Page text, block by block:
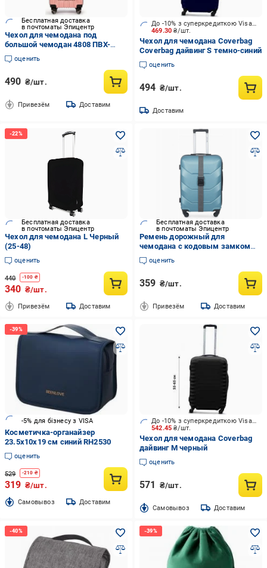
Бесплатная доставка
в почтоматы Эпицентр
Чехол для чемодана под
большой чемодан 4808 ПВХ-
винил L Прозрачный
оценить
490 ₴/шт.
Привезём Доставим
469.30₴/шт.
До -10% з суперкредиткою Visa Вигода
Чехол для чемодана Coverbag
Coverbag дайвинг S темно-синий
оценить
494 ₴/шт.
Доставим
Бесплатная доставка
в почтоматы Эпицентр
Чехол для чемодана L Черный
(25-48)
оценить
440 -100 ₴
340 ₴/шт.
Привезём Доставим
Бесплатная доставка
в почтоматы Эпицентр
Ремень дорожный для
чемодана с кодовым замком
GR18T (13011053)
оценить
359 ₴/шт.
Привезём Доставим
-5% для бізнесу з VISA
Косметичка-органайзер
23.5x10x19 см синий RH2530
оценить
529 -210 ₴
319 ₴/шт.
Cамовывоз Доставим
542.45₴/шт.
До -10% з суперкредиткою Visa Вигода
Чехол для чемодана Coverbag
дайвинг М черный
оценить
571 ₴/шт.
Cамовывоз Доставим